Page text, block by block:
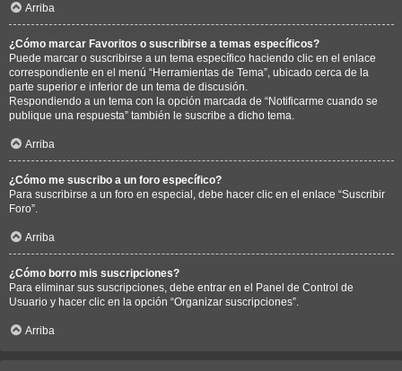
Arriba
¿Cómo marcar Favoritos o suscribirse a temas específicos?
Puede marcar o suscribirse a un tema específico haciendo clic en el enlace
correspondiente en el menú “Herramientas de Tema”, ubicado cerca de la
parte superior e inferior de un tema de discusión.
Respondiendo a un tema con la opción marcada de “Notificarme cuando se
publique una respuesta” también le suscribe a dicho tema.
Arriba
¿Cómo me suscribo a un foro específico?
Para suscribirse a un foro en especial, debe hacer clic en el enlace “Suscribir
Foro”.
Arriba
¿Cómo borro mis suscripciones?
Para eliminar sus suscripciones, debe entrar en el Panel de Control de
Usuario y hacer clic en la opción “Organizar suscripciones”.
Arriba